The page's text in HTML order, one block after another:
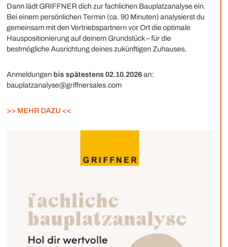
Dann lädt GRIFFNER dich zur fachlichen Bauplatzanalyse ein.
Bei einem persönlichen Termin (ca. 90 Minuten) analysierst du
gemeinsam mit den Vertriebspartnern vor Ort die optimale
Hauspositionierung auf deinem Grundstück – für die
bestmögliche Ausrichtung deines zukünftigen Zuhauses.
Anmeldungen bis spätestens 02.10.2026an:
bauplatzanalyse@griffnersales.com
>> MEHR DAZU <<